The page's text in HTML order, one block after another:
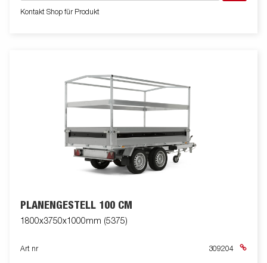
Kontakt Shop für Produkt
PLANENGESTELL 100 CM
1800x3750x1000mm (5375)
Art nr 309204